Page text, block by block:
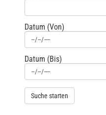
Datum (Von)
Datum (Bis)